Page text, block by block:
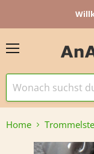
Home